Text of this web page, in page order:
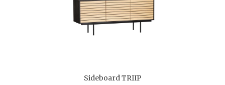
Sideboard TRIIP